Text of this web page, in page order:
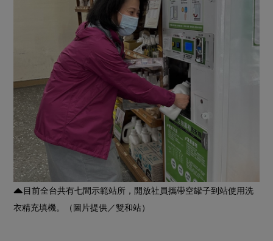
最新產品
優惠專區
素食專區
樂齡友善
高麗菜海鮮煎餅
社務會議 地區活動
活動報下載
目前全台共有七間示範站所，開放社員攜帶空罐子到站使用洗
衣精充填機。（圖片提供／雙和站）